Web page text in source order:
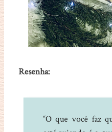
Resenha:
“O que você faz